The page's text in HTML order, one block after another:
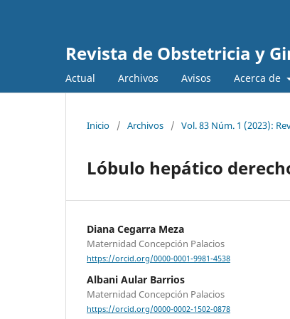
Revista de Obstetricia y
Actual Archivos Avisos Acerca de
Inicio / Archivos / Vol. 83 Núm. 1 (2023):
Lóbulo hepático
Diana Cegarra Meza
Maternidad Concepción Palacios
https://orcid.org/0000-0001-9981-4538
Albani Aular Barrios
Maternidad Concepción Palacios
https://orcid.org/0000-0002-1502-0878